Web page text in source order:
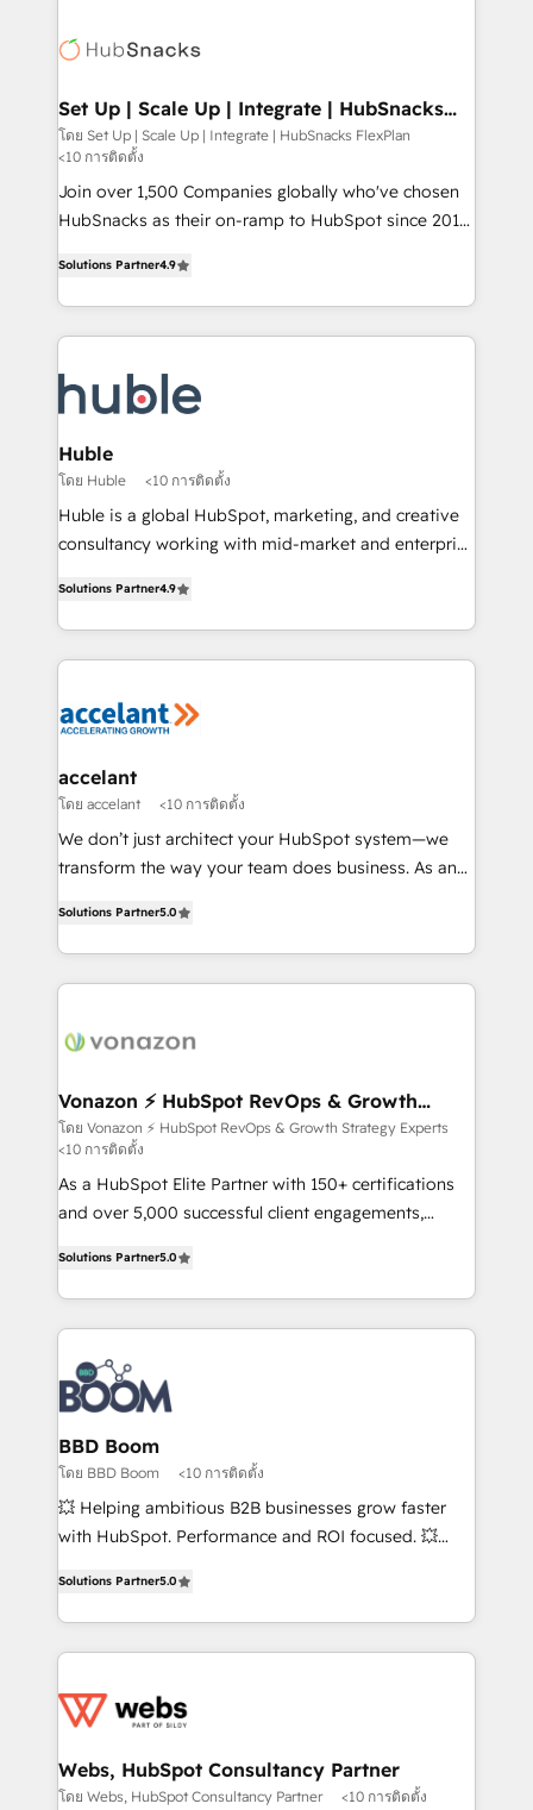
HubSpot COS Performance Award 🏆2014 HubSpot
COS Design Award 🏆2013 HubSpot Marketplace
Partner 📆Founded in 1997
HubSpot development: websites, custom modules,
marketing, advertising, campaigns, content and
design We connect people, data and technology to
improve customer experiences. With our bright
people, exciting ideas and can-do mentality, we
ensure revenue growth on a daily basis. So tell us
team of 100+ experts is ready for you! Driving digital
growth | www.brightdigital.com
Set Up | Scale Up | Integrate | HubSnacks
FlexPlan
โดย Set Up | Scale Up | Integrate | HubSnacks FlexPlan
<10 การติดตั้ง
Join over 1,500 Companies globally who've chosen
HubSnacks as their on-ramp to HubSpot since 2014
1️⃣ Set Up | Onboarding New or Check-fixing existing
HubSpot portals 2️⃣ Scale Up | 100% HubSpot Task
Execution... Global 24/7 ... All Experts 3️⃣ Integrate |
Slash months from your API Integration project... ⬅️
Click "Contact Business" ⬅️ to access 150+ Kickstart
Integration templates that put HubSpot in the center
of your tech stack, syncing... 🛍️ Shopify or
WooCommerce 💲 Stripe or Paypal 💰 Sage or
Netsuite 🤖 Google or Microsoft ✍️ DocuSign or
the rare Advanced "Custom Integrations"
Accreditation, securely sync data across... 🔄 any
new HubSpot portal with Advanced Website and
CRM Migrations using our in-house "HubScrub" Tool.
Solutions Partner4.9
Huble
โดย Huble <10 การติดตั้ง
Huble is a global HubSpot, marketing, and creative
consultancy working with mid-market and enterprise
the strategy, processes, and teams that turn
HubSpot into a genuine growth engine. Named
HubSpot's Global Partner of the Year in 2024,
worldwide, and with over 15 years in the ecosystem,
One company, one operating model, delivering
across offices and consulting teams in the UK, USA,
Canada, Germany, France, Belgium, Singapore, and
South Africa. Certified compliant with ISO/IEC
international offices and 175+ employees.
Solutions Partner4.9
accelant
โดย accelant <10 การติดตั้ง
We don’t just architect your HubSpot system—we
transform the way your team does business. As an
creating tailored, end-to-end CRM solutions that
accelerate growth, improve operational efficiency,
and ensure faster time to value on HubSpot. What
day one, our team takes the time to deeply
strategies that deliver impactful results. Our mission
is to empower you to unlock HubSpot’s full potential
—faster. Through expert training, unmatched
responsiveness, and ongoing support, we equip
your team to adopt new systems with confidence
customer engagement.
Solutions Partner5.0
Vonazon ⚡ HubSpot RevOps & Growth
Strategy Experts
โดย Vonazon ⚡ HubSpot RevOps & Growth Strategy Experts
<10 การติดตั้ง
As a HubSpot Elite Partner with 150+ certifications
and over 5,000 successful client engagements,
measurable, scalable growth. From onboarding to
enterprise-grade campaigns, our in-house team
builds scalable strategies that drive long-term
revenue. ⚙️ HubSpot Integration & Optimization •
Seamless CRM, CMS, and automation setup •
Complex platform migrations and data cleanups •
Custom APIs and third-party integrations 📈 End-to-
End Revenue Acceleration • Lifecycle marketing and
pipeline growth programs • Sales enablement tools
and CRM optimization • Retention strategies with
Execution • 750+ onboardings and 2,000+
implementations • Deep expertise across marketing,
Solutions Partner5.0
BBD Boom
โดย BBD Boom <10 การติดตั้ง
💥 Helping ambitious B2B businesses grow faster
with HubSpot. Performance and ROI focused. 💥
to HubSpot Better. We work with your teams to
solve all your HubSpot challenges and improve user
adoption, sales process and marketing results.
the first time 🔧 Designing and optimising your
and build using HubSpot 🔌 Integrating HubSpot
with other systems 🎓 Training your teams to be
Solutions Partner5.0
Webs, HubSpot Consultancy Partner
โดย Webs, HubSpot Consultancy Partner <10 การติดตั้ง